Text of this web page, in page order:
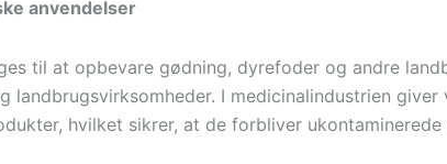
anvendelser
til at opbevare gødning, dyrefoder og andre
I medicinalindustrien
hvilket sikrer, at de forbliver